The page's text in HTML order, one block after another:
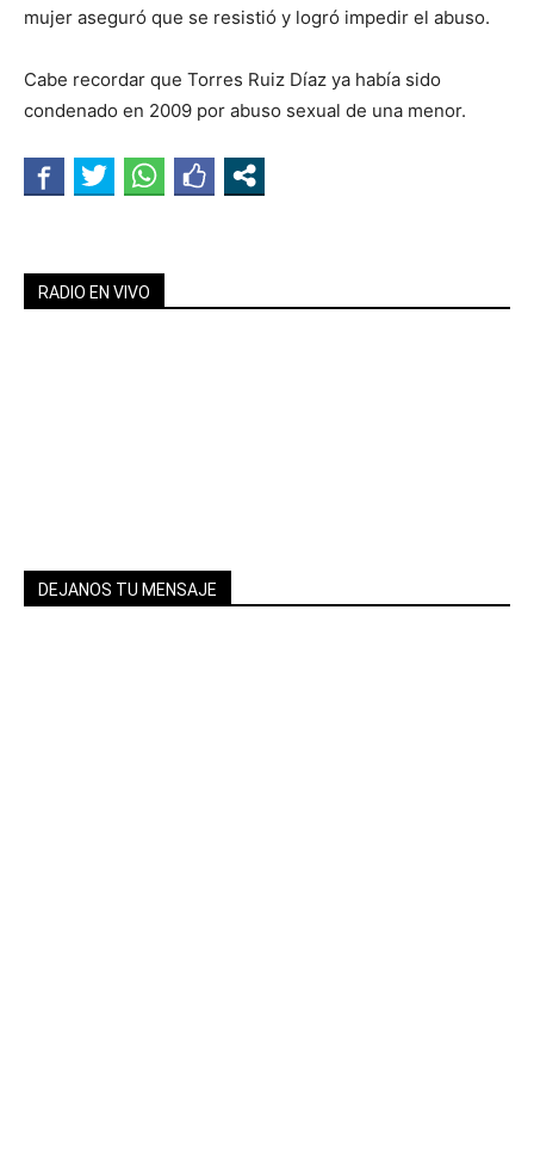
mujer aseguró que se resistió y logró impedir el abuso.
Cabe recordar que Torres Ruiz Díaz ya había sido
condenado en 2009 por abuso sexual de una menor.
RADIO EN VIVO
DEJANOS TU MENSAJE